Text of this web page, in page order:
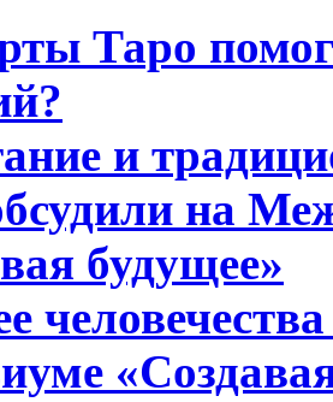
Таро
и
на
будущее»